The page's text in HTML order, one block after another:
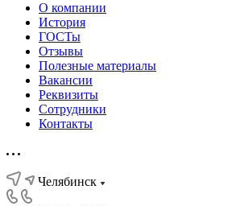
О компании
История
ГОСТы
Отзывы
Полезные материалы
Вакансии
Реквизиты
Сотрудники
Контакты
Челябинск